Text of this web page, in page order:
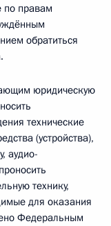
по правам
обратиться
юридическую
технические
(устройства),
аудио-
технику,
для оказания
Федеральным